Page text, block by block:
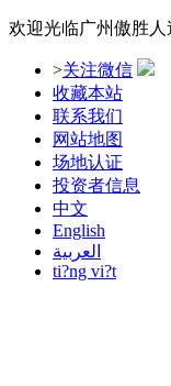
欢迎光临广州傲胜
>关注微信
收藏本站
联系我们
网站地图
场地认证
投资者信息
中文
English
العربية
ti?ng vi?t